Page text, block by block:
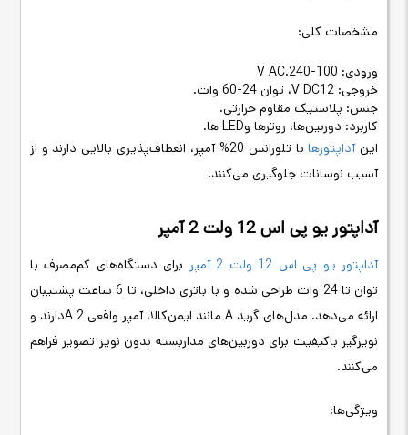
مشخصات کلی:
ورودی: 100-240
V AC.
خروجی: 12
V DC، توان 24-60 وات
.
جنس: پلاستیک مقاوم حرارتی.
کاربرد: دوربین‌ها، روترها وLED ها.
اینآداپتورها
با تلورانس 20% آمپر، انعطاف‌پذیری بالایی دارند و از
آسیب نوسانات جلوگیری می‌کنند.
آداپتور یو پی اس 12 ولت 2 آمپر
آداپتور یو پی اس 12 ولت 2 آمپر
برای دستگاه‌های کم‌مصرف با
توان تا 24 وات طراحی شده و با باتری داخلی، تا 6 ساعت پشتیبان
ارائه می‌دهد. مدل‌های گرید A مانند ایمن‌کالا، آمپر واقعی 2 Aدارند و
نویزگیر باکیفیت برای دوربین‌های مداربسته بدون نویز تصویر فراهم
می‌کنند.
ویژگی‌ها: